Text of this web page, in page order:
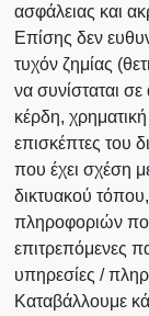
ασφάλειας και
Επίσης δεν
τυχόν ζημίας
να συνίσταται
κέρδη,
επισκέπτες του
που έχει σχέση
δικτυακού
πληροφοριών
επιτρεπόμενες
υπηρεσίες /
Καταβάλλουμε